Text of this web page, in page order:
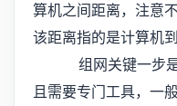
算机之间距离，注意
该距离指的是计算机
组网关键一步是
且需要专门工具，一